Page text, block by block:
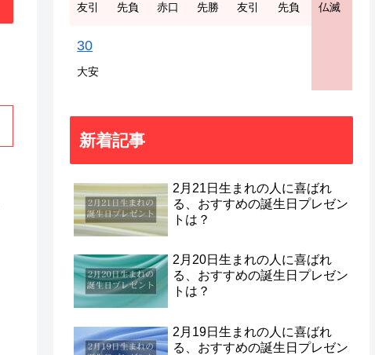
友引 先負 赤口 先勝 友引 先負 仏滅
30
大安
新着記事
2月21日生まれの人に喜ばれ
る、おすすめの誕生日プレゼン
トは？
2月20日生まれの人に喜ばれ
る、おすすめの誕生日プレゼン
トは？
2月19日生まれの人に喜ばれ
る、おすすめの誕生日プレゼン